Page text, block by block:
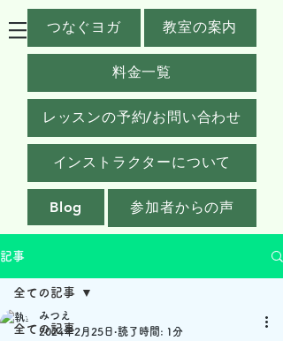
つなぐヨガ 教室の案内
料金一覧
レッスンの予約/お問い合わせ
インストラクターについて
Blog 参加者からの声
記事
全ての記事
全ての記事
みつえ
2024年2月25日 読了時間: 1分